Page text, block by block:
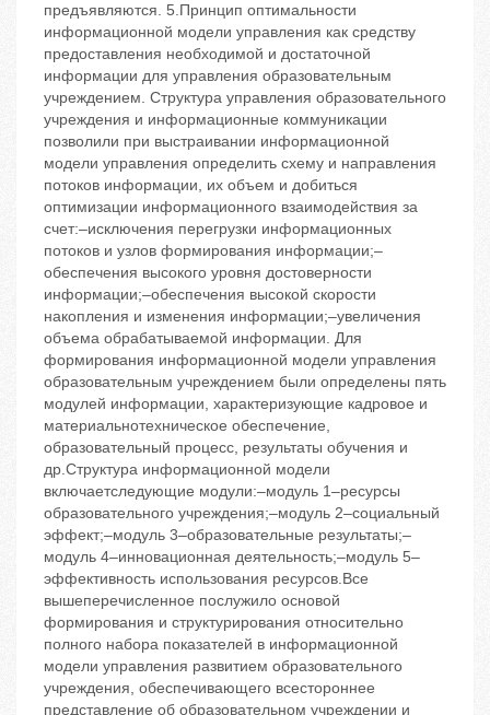
предъявляются. 5.Принцип оптимальности
информационной модели управления как средству
предоставления необходимой и достаточной
информации для управления образовательным
учреждением. Структура управления образовательного
учреждения и информационные коммуникации
позволили при выстраивании информационной
модели управления определить схему и направления
потоков информации, их объем и добиться
оптимизации информационного взаимодействия за
счет:‒исключения перегрузки информационных
потоков и узлов формирования информации;‒
обеспечения высокого уровня достоверности
информации;‒обеспечения высокой скорости
накопления и изменения информации;‒увеличения
объема обрабатываемой информации. Для
формирования информационной модели управления
образовательным учреждением были определены пять
модулей информации, характеризующие кадровое и
материальнотехническое обеспечение,
образовательный процесс, результаты обучения и
др.Структура информационной модели
включаетследующие модули:‒модуль 1–ресурсы
образовательного учреждения;‒модуль 2–социальный
эффект;‒модуль 3–образовательные результаты;‒
модуль 4–инновационная деятельность;‒модуль 5–
эффективность использования ресурсов.Все
вышеперечисленное послужило основой
формирования и структурирования относительно
полного набора показателей в информационной
модели управления развитием образовательного
учреждения, обеспечивающего всестороннее
представление об образовательном учреждении и